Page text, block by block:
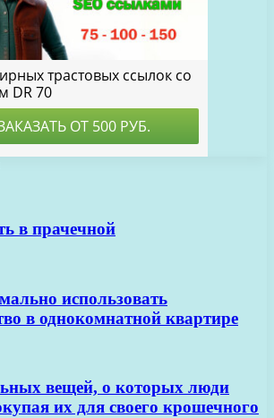
в прачечной
использовать
в однокомнатной квартире
вещей, о которых люди
их для своего крошечного